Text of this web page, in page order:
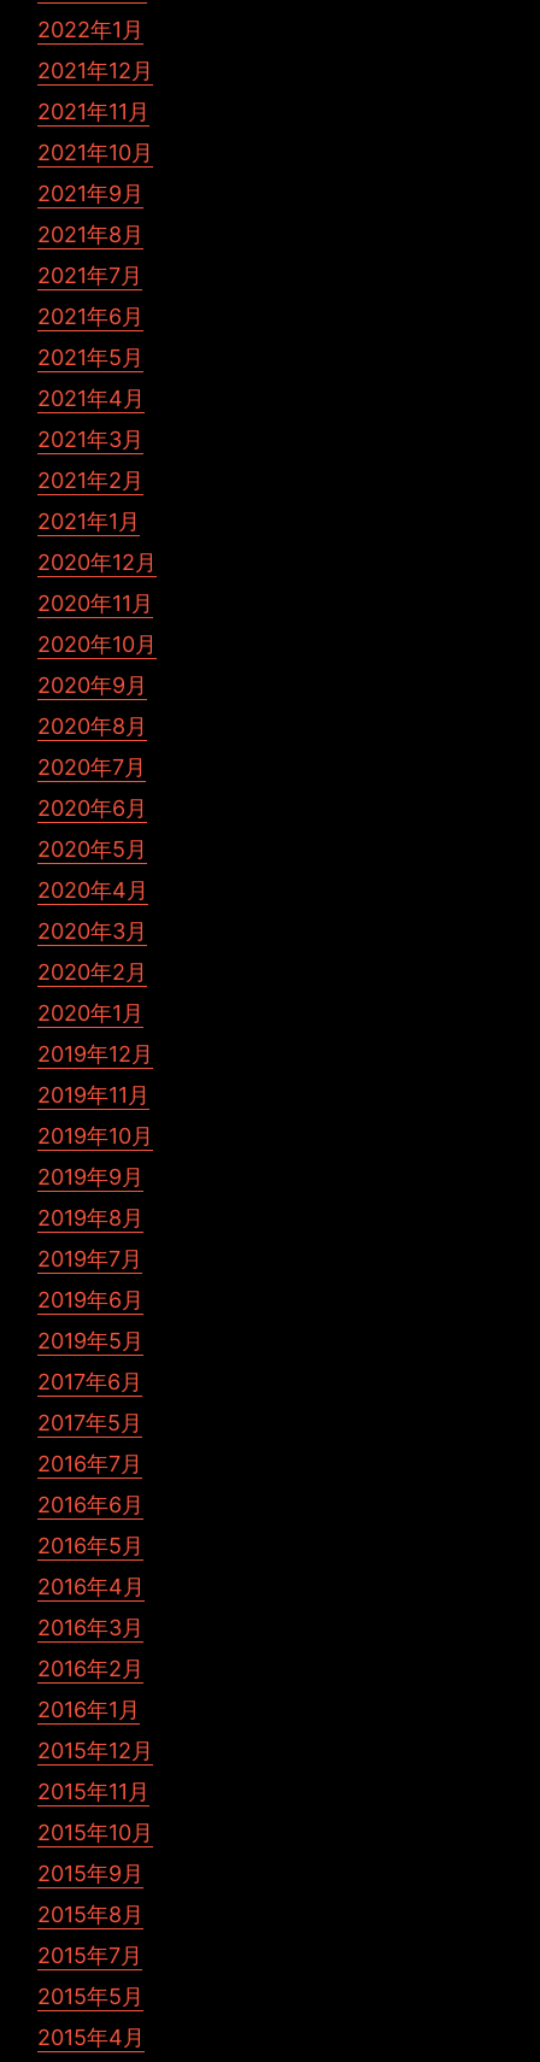
2022年1月
2021年12月
2021年11月
2021年10月
2021年9月
2021年8月
2021年7月
2021年6月
2021年5月
2021年4月
2021年3月
2021年2月
2021年1月
2020年12月
2020年11月
2020年10月
2020年9月
2020年8月
2020年7月
2020年6月
2020年5月
2020年4月
2020年3月
2020年2月
2020年1月
2019年12月
2019年11月
2019年10月
2019年9月
2019年8月
2019年7月
2019年6月
2019年5月
2017年6月
2017年5月
2016年7月
2016年6月
2016年5月
2016年4月
2016年3月
2016年2月
2016年1月
2015年12月
2015年11月
2015年10月
2015年9月
2015年8月
2015年7月
2015年5月
2015年4月